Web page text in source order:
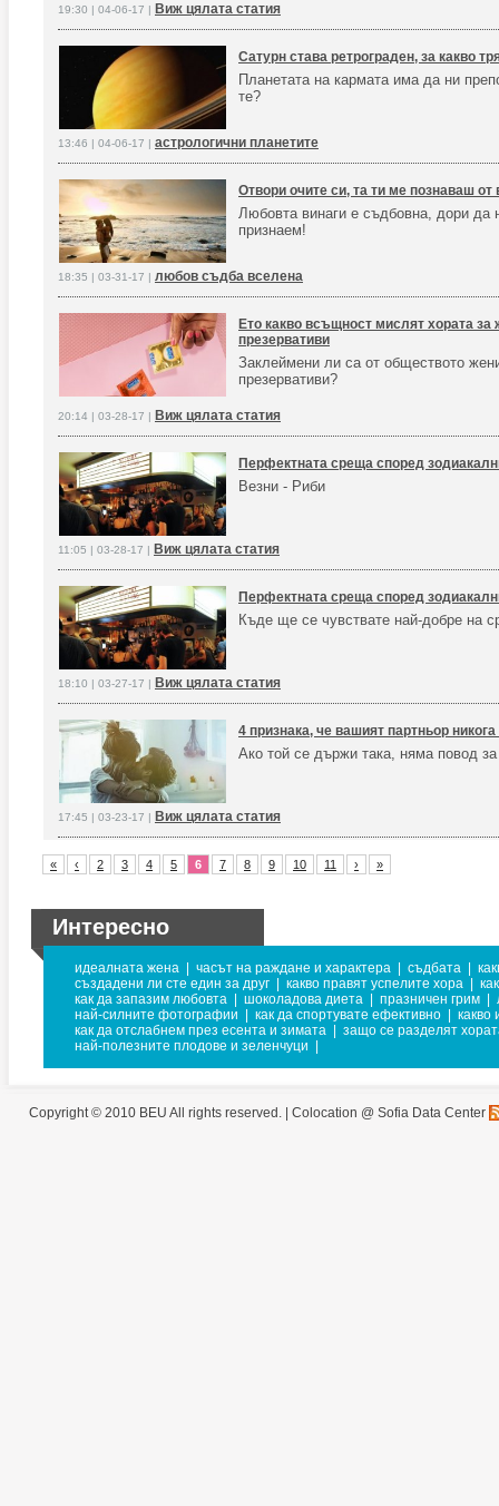
19:30 | 04-06-17 | Виж цялата статия
Сатурн става ретрограден, за какво
Планетата на кармата има да ни
те?
13:46 | 04-06-17 | астрологични планетите
Отвори очите си, та ти ме познаваш от
Любовта винаги е съдбовна, дори да
признаем!
18:35 | 03-31-17 | любов съдба вселена
Ето какво всъщност мислят хората за
презервативи
Заклеймени ли са от обществото
презервативи?
20:14 | 03-28-17 | Виж цялата статия
Перфектната среща според
Везни - Риби
11:05 | 03-28-17 | Виж цялата статия
Перфектната среща според
Къде ще се чувствате най-добре на
18:10 | 03-27-17 | Виж цялата статия
4 признака, че вашият партньор
Ако той се държи така, няма повод за
17:45 | 03-23-17 | Виж цялата статия
« ‹ 2 3 4 5 6 7 8 9 10 11 › »
Интересно
идеалната жена часът на раждане и характера съдбата
създадени ли сте един за друг
какво правят успелите хора
как да запазим любовта
шоколадова диета празничен грим
най-силните фотографии
как да спортувате ефективно
какво
как да отслабнем през есента и зимата
защо се разделят
най-полезните плодове и зеленчуци
Copyright © 2010 BEU All rights reserved. | Colocation @ Sofia Data Center